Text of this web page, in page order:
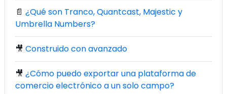
📄 ¿Qué son Tranco, Quantcast, Majestic y
Umbrella Numbers?
🎥 Construido con avanzado
🎥 ¿Cómo puedo exportar una plataforma de
comercio electrónico a un solo campo?